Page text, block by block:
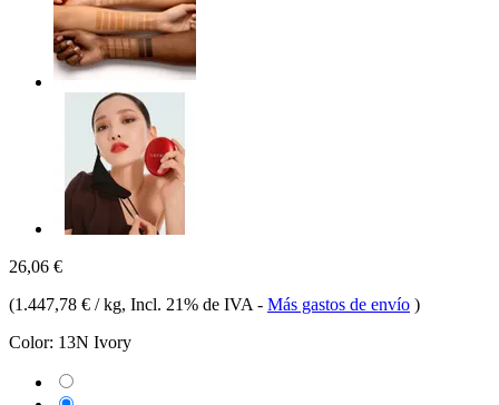
26,06 €
(1.447,78 € / kg, Incl. 21% de IVA - Más gastos de envío )
Color: 13N Ivory